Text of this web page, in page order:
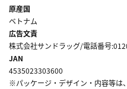
原産国
ベトナム
広告文責
株式会社サンドラッグ/電話番号
JAN
4535023303600
※パッケージ・デザイン・内容等は